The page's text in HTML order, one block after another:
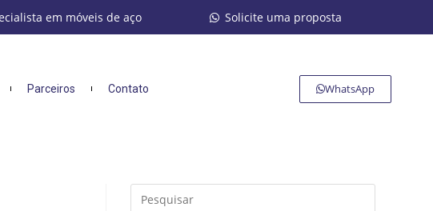
em móveis de aço Solicite uma proposta
Parceiros Contato WhatsApp